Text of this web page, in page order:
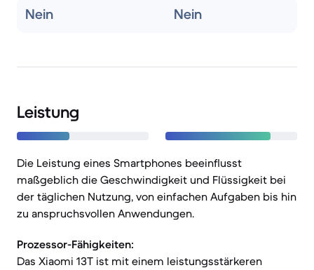
Nein Nein
Leistung
Die Leistung eines Smartphones beeinflusst
maßgeblich die Geschwindigkeit und Flüssigkeit bei
der täglichen Nutzung, von einfachen Aufgaben bis hin
zu anspruchsvollen Anwendungen.
Prozessor-Fähigkeiten:
Das Xiaomi 13T ist mit einem leistungsstärkeren